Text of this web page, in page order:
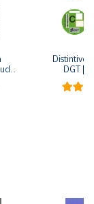
Distintivo
DGT |